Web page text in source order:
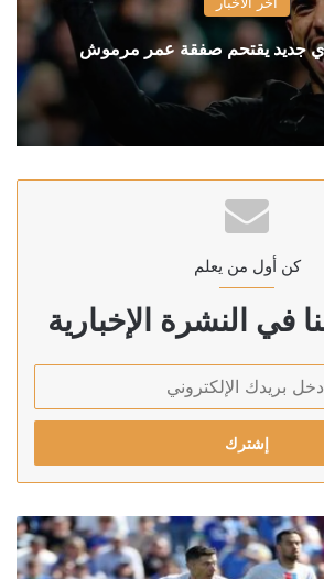
جديد يقتحم صفقة عمر مرموش
كن أول من يعلم
في النشرة الإخبارية